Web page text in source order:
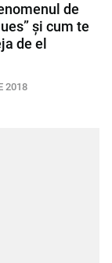
de
și cum te
de el
2018